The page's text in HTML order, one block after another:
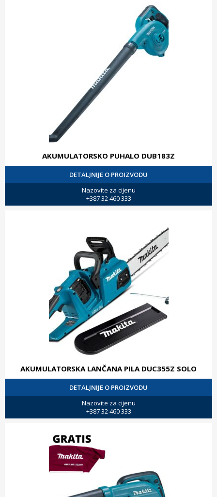
AKUMULATORSKO PUHALO DUB183Z
DETALJNIJE O PROIZVODU
Nazovite za cijenu
+387 32 460 333
AKUMULATORSKA LANČANA PILA DUC355Z SOLO
DETALJNIJE O PROIZVODU
Nazovite za cijenu
+387 32 460 333